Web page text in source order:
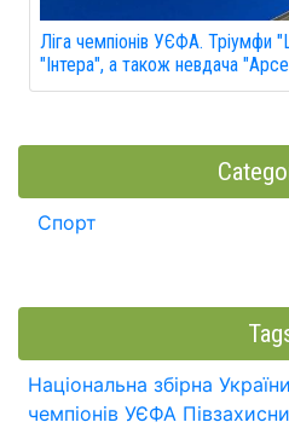
Ліга чемпіонів УЄФА. Тріумфи
"Інтера", а також невдача
Спорт
Національна збірна
чемпіонів УЄФА